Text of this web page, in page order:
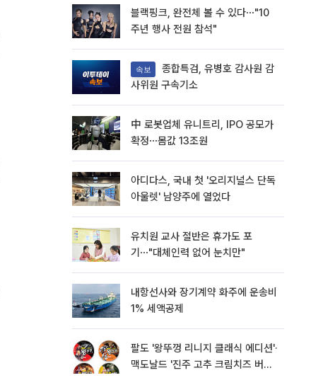
블랙핑크, 완전체 볼 수 있다⋯"10
주년 행사 전원 참석"
속보
사위원 구속기소
中 로봇업체 유니트리, IPO 공모가
확정⋯몸값 13조원
아디다스, 국내 첫 '오리지널스 단독
아울렛' 남양주에 열었다
유치원 교사 절반은 휴가도 포
기⋯"대체인력 없어 눈치만"
내항선사와 장기계약 화주에 운송비
1% 세액공제
팔도 '왕뚜껑 리니지 클래식 에디션'·
맥도날드 '진주 고추 크림치즈 버거'